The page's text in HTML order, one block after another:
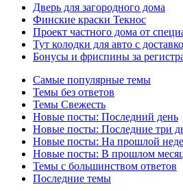
Дверь для загородного дома
Финские краски Текнос
Проект частного дома от
Тут колодки для авто с
Бонусы и фриспины за
Самые популярные темы
Темы без ответов
Темы Свежесть
Новые посты: Последний день
Новые посты: Последние три
Новые посты: На прошлой
Новые посты: В прошлом
Темы с большинством ответов
Последние темы